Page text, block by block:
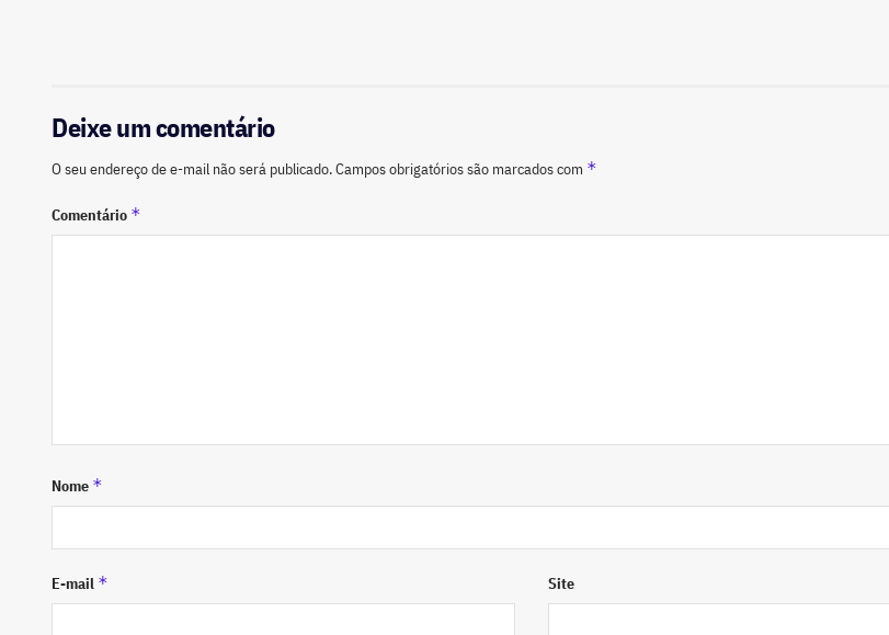
Deixe um comentário
O seu endereço de e-mail não será publicado.Campos obrigatórios são marcados com *
Comentário *
Nome *
E-mail * Site